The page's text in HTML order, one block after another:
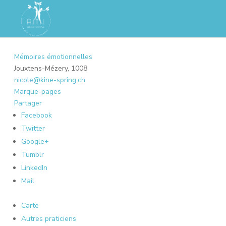
Mémoires émotionnelles
Jouxtens-Mézery, 1008
nicole@kine-spring.ch
Marque-pages
Partager
Facebook
Twitter
Google+
Tumblr
LinkedIn
Mail
Carte
Autres praticiens